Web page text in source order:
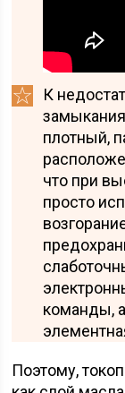
К
плотный,
что при
просто
команды,
Поэтому,